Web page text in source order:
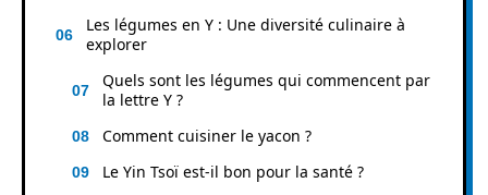
Les légumes en Y : Une diversité culinaire à
explorer
Quels sont les légumes qui commencent par
la lettre Y ?
Comment cuisiner le yacon ?
Le Yin Tsoï est-il bon pour la santé ?